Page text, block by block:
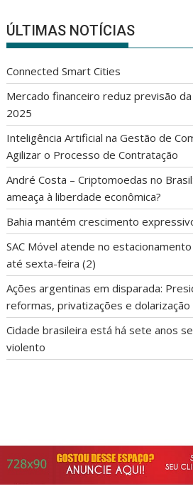
ÚLTIMAS NOTÍCIAS
Connected Smart Cities
Mercado financeiro reduz previsão
2025
Inteligência Artificial na Gestão de
Agilizar o Processo de Contratação
André Costa – Criptomoedas no
ameaça à liberdade econômica?
Bahia mantém crescimento
SAC Móvel atende no
até sexta-feira (2)
Ações argentinas em disparada:
reformas, privatizações e dolarização
Cidade brasileira está há sete anos
violento